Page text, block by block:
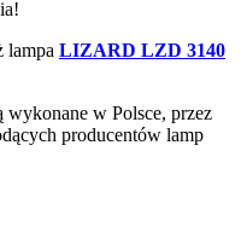
lampa LIZARD LZD 3140
w Polsce, przez
producentów lamp